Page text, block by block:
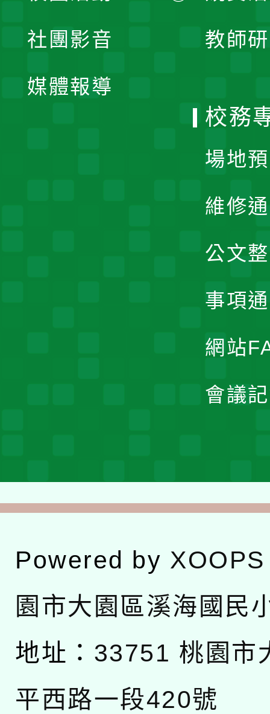
教師
開
社團影音
媒體報導
校務
場地
維修
公文
事項
網站
會議
Powered by XOOPS
園市大園區溪海國民
地址： 33751 桃園市
平西路一段420號